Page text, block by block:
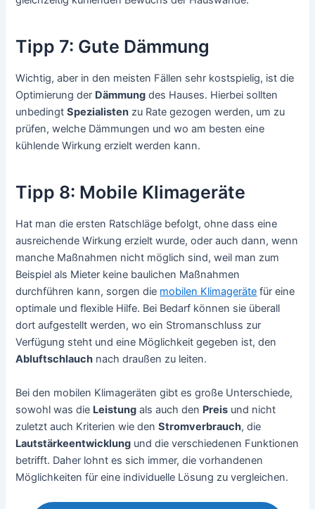
Tipp 7: Gute Dämmung
Wichtig, aber in den meisten Fällen sehr kostspielig, ist die
Optimierung der Dämmung des Hauses. Hierbei sollten
unbedingtSpezialisten zu Rate gezogen werden, um zu
prüfen, welche Dämmungen und wo am besten eine
kühlende Wirkung erzielt werden kann.
Tipp 8: Mobile Klimageräte
Hat man die ersten Ratschläge befolgt, ohne dass eine
ausreichende Wirkung erzielt wurde, oder auch dann, wenn
manche Maßnahmen nicht möglich sind, weil man zum
Beispiel als Mieter keine baulichen Maßnahmen
durchführen kann, sorgen die mobilen Klimageräte für eine
optimale und flexible Hilfe. Bei Bedarf können sie überall
dort aufgestellt werden, wo ein Stromanschluss zur
Verfügung steht und eine Möglichkeit gegeben ist, den
Abluftschlauch nach draußen zu leiten.
Bei den mobilen Klimageräten gibt es große Unterschiede,
sowohl was die Leistung als auch den Preis und nicht
zuletzt auch Kriterien wie denStromverbrauch, die
Lautstärkeentwicklung und die verschiedenen Funktionen
betrifft. Daher lohnt es sich immer, die vorhandenen
Möglichkeiten für eine individuelle Lösung zu vergleichen.